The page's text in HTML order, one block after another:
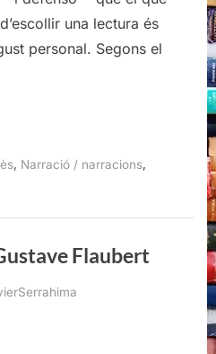
una lectura és
personal. Segons el
Narració / narracions
Flaubert